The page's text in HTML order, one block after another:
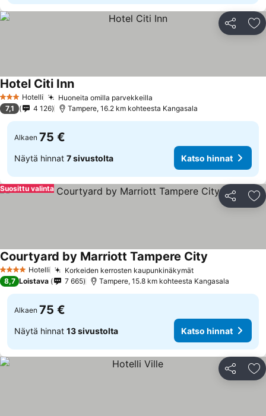
Jaa
3 Tähtiluokitus
Hotelli Huoneita omilla parvekkeilla
Hotel Citi InnKatso hinnat
7,1 4 126 Tampere, 16.2 km kohteesta Kangasala
Alkaen 75 €
Näytä hinnat 7 sivustolta Katso hinnat
Jaa
Suosittu valinta
4 Tähtiluokitus
Hotelli Korkeiden kerrosten kaupunkinäkymätKatso hinnat
Courtyard by Marriott Tampere City
8,7 Loistava 7 665 Tampere, 15.8 km kohteesta Kangasala
Alkaen 75 €
Näytä hinnat 13 sivustolta Katso hinnat
Jaa